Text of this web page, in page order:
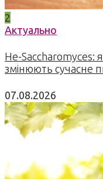
2
Актуально
Не-Saccharomyces:
змінюють сучасне
07.08.2026